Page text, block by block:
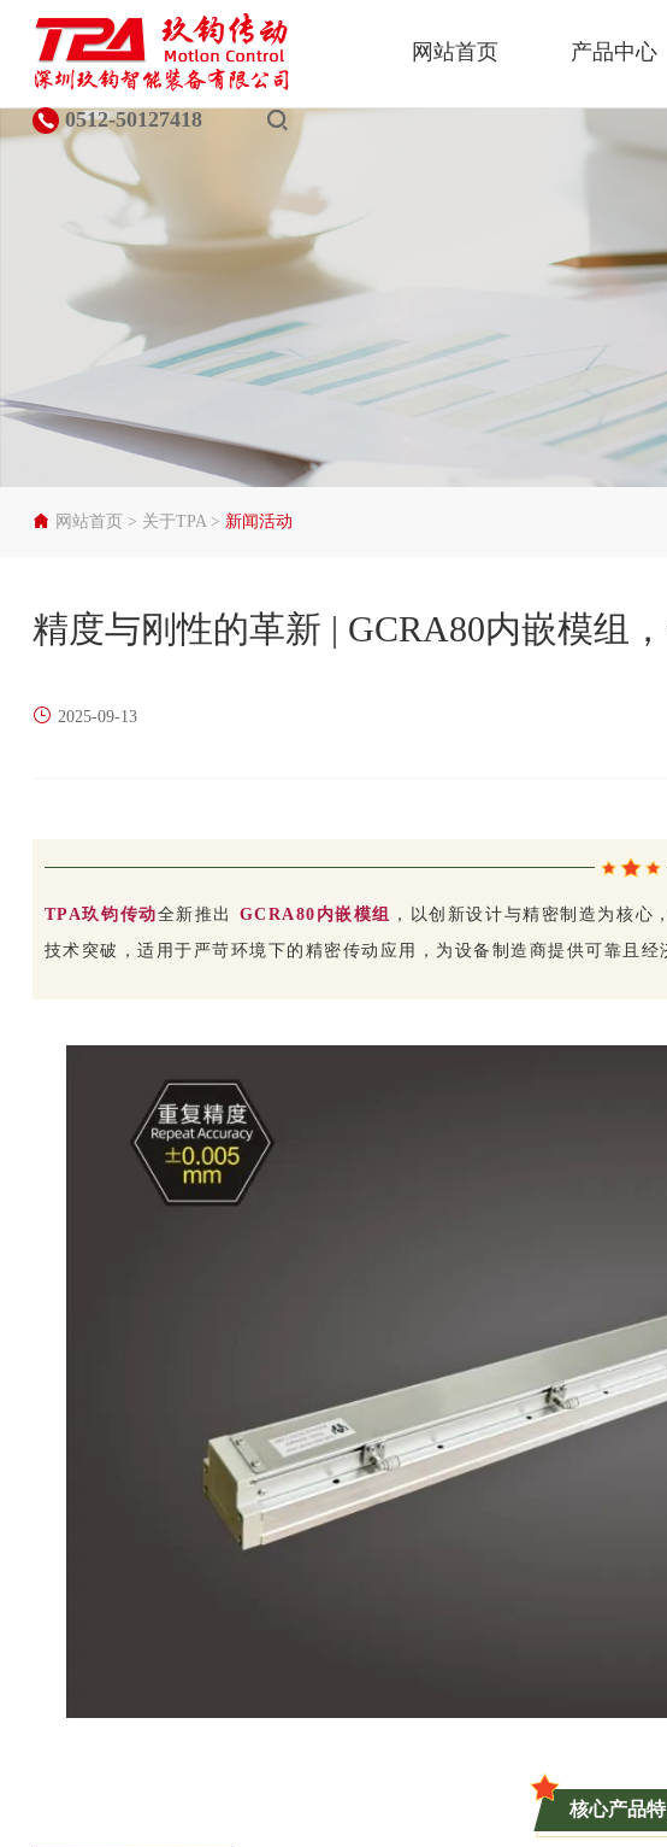
网站首页 产品中心
0512-50127418
网站首页 > 关于TPA> 新闻活动
精度与刚性的革新 | GCRA80内嵌模组
2025-09-13
TPA玖钧传动全新推出 GCRA80内嵌模组 ，以创新设计与精密制造为核心
技术突破，适用于严苛环境下的精密传动应用，为设备制造商提供可靠且经
核心产品